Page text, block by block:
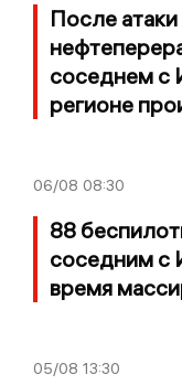
После
соседнем с
регионе
06/08 08:30
88
соседним с
время
05/08 13:30